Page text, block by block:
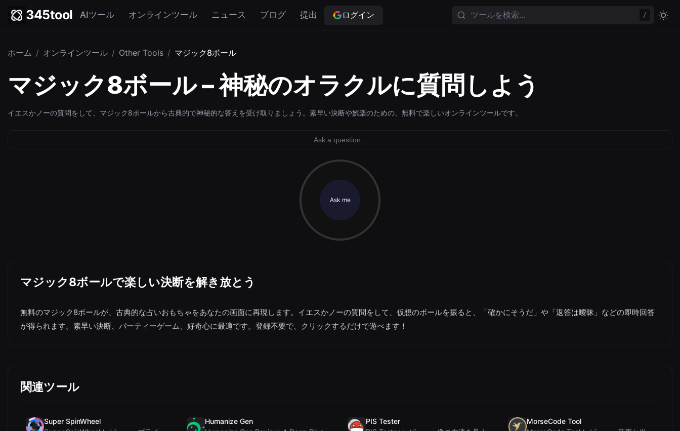
345tool AIツール オンラインツール ニュース ブログ 提出 ログイン /
ホーム / オンラインツール / Other Tools / マジック8ボール
マジック8ボール – 神秘のオラクルに質問しよう
イエスかノーの質問をして、マジック8ボールから古典的で神秘的な答えを受け取りましょう。素早い決断や娯楽のための、無料で楽しいオンラインツールです。
Ask me
マジック8ボールで楽しい決断を解き放とう
無料のマジック8ボールが、古典的な占いおもちゃをあなたの画面に再現します。イエスかノーの質問をして、仮想のボールを振ると、「確かにそうだ」や「返答は曖昧」などの即時回答
が得られます。素早い決断、パーティーゲーム、好奇心に最適です。登録不要で、クリックするだけで遊べます！
関連ツール
Super SpinWheel
Humanize Gen
PIS Tester
MorseCode Tool